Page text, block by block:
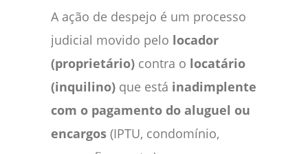
A ação de despejo é um processo
judicial movido pelo locador
(proprietário) contra o locatário
(inquilino) que está inadimplente
com o pagamento do aluguel ou
encargos (IPTU, condomínio,